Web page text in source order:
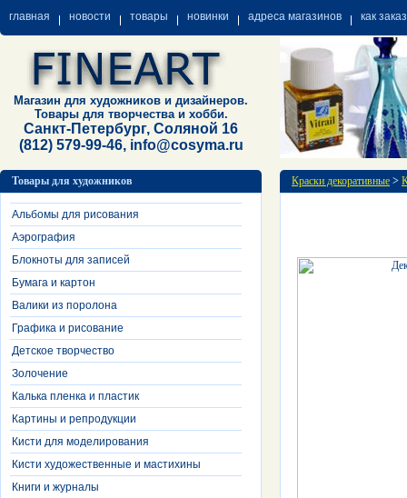
главная новости товары новинки адреса магазинов как
Магазин для художников и дизайнеров.
Товары для творчества и хобби.
Санкт-Петербург, Соляной 16
(812) 579-99-46, info@cosyma.ru
Товары для художников
Альбомы для рисования
Аэрография
Блокноты для записей
Бумага и картон
Валики из поролона
Графика и рисование
Детское творчество
Золочение
Калька пленка и пластик
Картины и репродукции
Кисти для моделирования
Кисти художественные и мастихины
Книги и журналы
Краски декоративные >